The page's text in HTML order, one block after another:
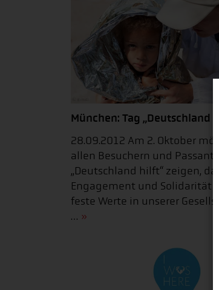
München: Tag „Deutschland
28.09.2012 Am 2. Oktober
allen Besuchern und
„Deutschland hilft“ zeigen,
Engagement und Solidarität
feste Werte in unserer
…